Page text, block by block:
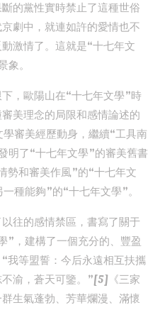
的黨性實時禁止了這種世俗
劇中，就連如許的愛情也不
激情了。這就是“十七年文
。
，歐陽山在“十七年文學”時
美理念的局限和感情論述的
審美經歷動身，繼續“工具南
明了“十七年文學”的審美舊書
勢和審美作風”的“十七年文
種能夠”的“十七年文學”。
往的感情禁區，書寫了關于
”，建構了一個充分的、豐盈
我等盟誓：今后永遠相互扶攜
渝，蒼天可鑒。”[5]《三家
生氣蓬勃、芳華爛漫、滿懷